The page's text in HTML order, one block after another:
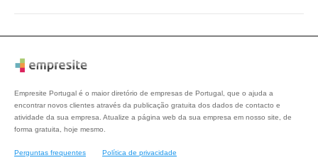
Empresite Portugal é o maior diretório de empresas de Portugal, que o ajuda a
encontrar novos clientes através da publicação gratuita dos dados de contacto e
atividade da sua empresa. Atualize a página web da sua empresa em nosso site, de
forma gratuita, hoje mesmo.
Perguntas frequentes Política de privacidade